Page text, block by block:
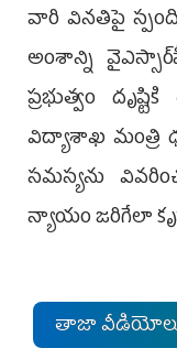
వారి వినతిపై
అంశాన్ని
ప్రభుత్వం
విద్యాశాఖ మంత్రి
సమస్యను
న్యాయం జరిగేలా
తాజా